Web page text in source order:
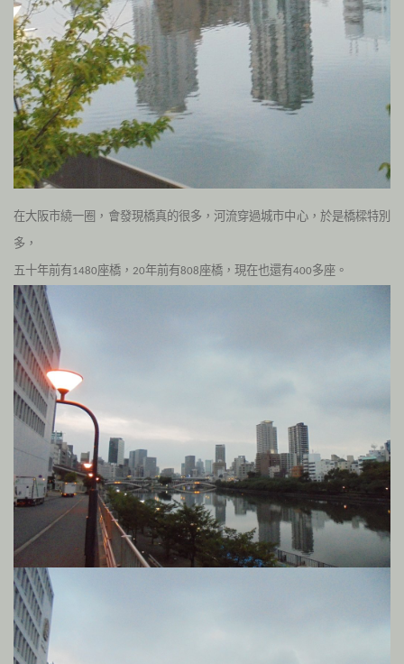
在大阪市繞一圈，會發現橋真的很多，河流穿過城市中心，於是橋樑特別
多，
五十年前有1480座橋， 20年前有808座橋，現在也還有400多座。